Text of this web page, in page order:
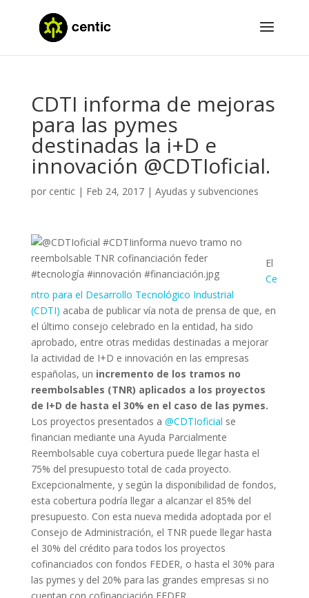
CDTI informa de mejoras
para las pymes
destinadas la i+D e
innovación @CDTIoficial.
por centic| Feb 24, 2017| Ayudas y subvenciones
El
Ce
ntro para el Desarrollo Tecnológico Industrial
(CDTI) acaba de publicar vía nota de prensa de que, en
el último consejo celebrado en la entidad, ha sido
aprobado, entre otras medidas destinadas a mejorar
la actividad de I+D e innovación en las empresas
españolas, un incremento de los tramos no
reembolsables (TNR) aplicados a los proyectos
de I+D de hasta el 30% en el caso de las pymes.
Los proyectos presentados a @CDTIoficial se
financian mediante una Ayuda Parcialmente
Reembolsable cuya cobertura puede llegar hasta el
75% del presupuesto total de cada proyecto.
Excepcionalmente, y según la disponibilidad de fondos,
esta cobertura podría llegar a alcanzar el 85% del
presupuesto. Con esta nueva medida adoptada por el
Consejo de Administración, el TNR puede llegar hasta
el 30% del crédito para todos los proyectos
cofinanciados con fondos FEDER, o hasta el 30% para
las pymes y del 20% para las grandes empresas si no